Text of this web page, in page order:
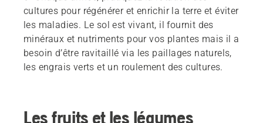
cultures pour régénérer et enrichir la terre et éviter
les maladies. Le sol est vivant, il fournit des
minéraux et nutriments pour vos plantes mais il a
besoin d’être ravitaillé via les paillages naturels,
les engrais verts et un roulement des cultures.
Les fruits et les légumes